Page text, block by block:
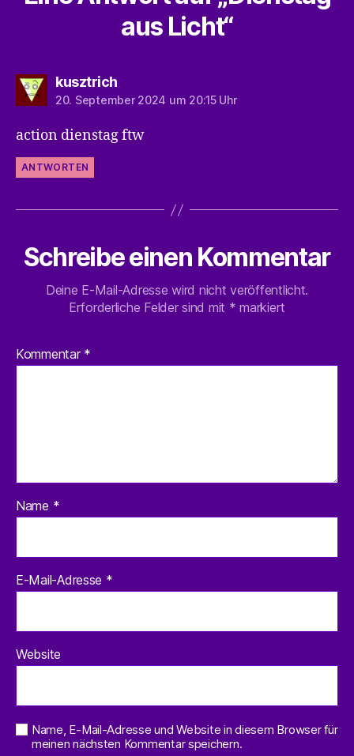
aus Licht“
kusztrichsagt:
20. September 2024 um 20:15 Uhr
action dienstag ftw
ANTWORTEN
Schreibe einen Kommentar
Deine E-Mail-Adresse wird nicht veröffentlicht.
Erforderliche Felder sind mit * markiert
Kommentar *
Name *
E-Mail-Adresse *
Website
Name, E-Mail-Adresse und Website in diesem Browser für
meinen nächsten Kommentar speichern.